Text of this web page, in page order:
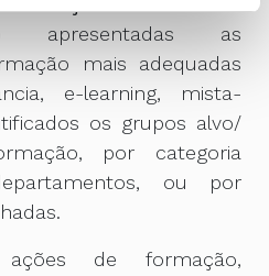
as
mais adequadas
e-learning, mista-
os grupos alvo/
por categoria
ou por
ações de formação,